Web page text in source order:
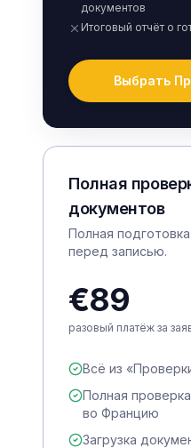
документов
Итоговый отчёт о
Выбрать
Полная
документов
Полная
перед записью.
€89
разовый платёж за
Всё из
Полная
во Францию
Загрузка